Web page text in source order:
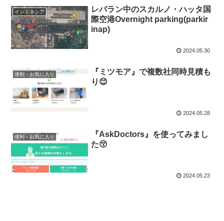
インドネシア
レバラン中のスカルノ・ハッタ国
際空港Overnight parking(parkir
inap)
2024.05.30
便利・お気に入り
『ミツモア』で複数社同時見積も
り😊
2024.05.28
便利・お気に入り
『AskDoctors』を使ってみまし
た😚
2024.05.23